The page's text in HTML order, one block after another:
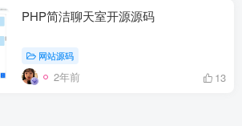
PHP简洁聊天室开源源码
网站源码
2年前 13